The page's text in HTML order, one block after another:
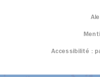
Accessibilité :